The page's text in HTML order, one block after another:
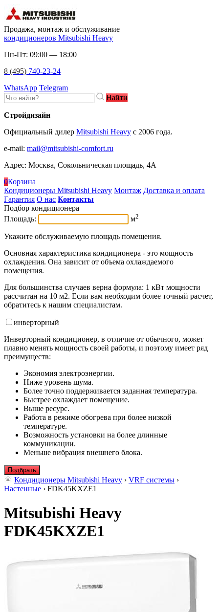
Продажа, монтаж и обслуживание
кондиционеров Mitsubishi Heavy
Пн-Пт: 09:00 — 18:00
8 (495) 740-23-24
WhatsApp Telegram
Найти
Стройдизайн
Официальный дилер Mitsubishi Heavy c 2006 года.
e-mail: mail@mitsubishi-comfort.ru
Адрес: Москва, Сокольническая площадь, 4А
0Корзина
Кондиционеры Mitsubishi Heavy Монтаж Доставка и оплата
Гарантия О нас Контакты
Подбор кондиционера
Площадь:
м2
Укажите обслуживаемую площадь помещения.
Основная характеристика кондиционера - это мощность
охлаждения. Она зависит от объема охлаждаемого
помещения.
Для большинства случаев верна формула: 1 кВт мощности
рассчитан на 10 м2. Если вам необходим более точный расчет,
обратитесь к нашим специалистам.
инверторный
Инверторный кондиционер, в отличие от обычного, может
плавно менять мощность своей работы, и поэтому имеет ряд
преимуществ:
Экономия электроэнергии.
Ниже уровень шума.
Более точно поддерживается заданная температура.
Быстрее охлаждает помещение.
Выше ресурс.
Работа в режиме обогрева при более низкой
температуре.
Возможность установки на более длинные
коммуникации.
Меньше вибрация внешнего блока.
Подбрать
Кондиционеры Mitsubishi Heavy › VRF системы ›
Настенные › FDK45KXZE1
Mitsubishi Heavy
FDK45KXZE1